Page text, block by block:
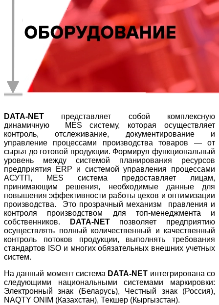
DATA-NET представляет собой комплексную
динамичную MES систему, которая осуществляет
контроль, отслеживание, документирование и
управление процессами производства товаров — от
сырья до готовой продукции. Формируя функциональный
уровень между системой планирования ресурсов
предприятия ERP и системой управления процессами
АСУТП, MES система предоставляет лицам,
принимающим решения, необходимые данные для
повышения эффективности работы цехов и оптимизации
производства. Это прозрачный механизм правления и
контроля производством для топ-менеджмента и
собственников. DATA-NETпозволяет предприятию
осуществлять полный количественный и качественный
контроль потоков продукции, выполнять требования
стандартов ISO и многих обязательных внешних учетных
систем.
На данный момент система DATA-NET интегрирована со
следующими национальными системами маркировки:
Электронный знак (Беларусь), Честный знак (Россия),
NAQTY ONIM (Казахстан), Текшер (Кыргызстан).